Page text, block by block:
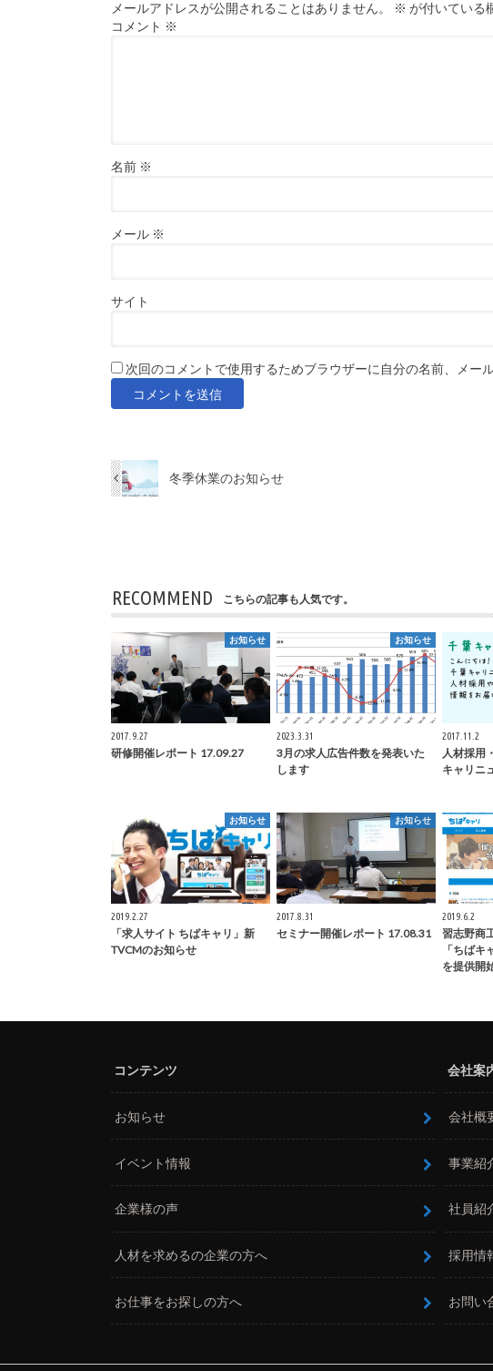
メールアドレスが公開されることはありません。 ※ が付いている
コメント ※
名前 ※
メール ※
サイト
次回のコメントで使用するためブラウザーに自分の名前、メー
冬季休業のお知らせ
RECOMMEND こちらの記事も人気です。
お知らせ
2017.9.27
研修開催レポート 17.09.27
お知らせ
2023.3.31
3月の求人広告件数を発表いた
します
2017.11.2
人材採用
キャリニ
お知らせ
2019.2.27
「求人サイト ちばキャリ」新
TVCMのお知らせ
お知らせ
2017.8.31
セミナー開催レポート 17.08.31
2019.6.2
習志野商
「ちばキ
を提供開
コンテンツ
お知らせ
イベント情報
企業様の声
人材を求めるの企業の方へ
お仕事をお探しの方へ
会社案
会社概
事業紹
社員紹
採用情
お問い